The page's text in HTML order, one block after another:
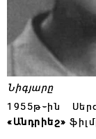
Նիգյարը
1955թ֊ին
«Անդրիեշ»